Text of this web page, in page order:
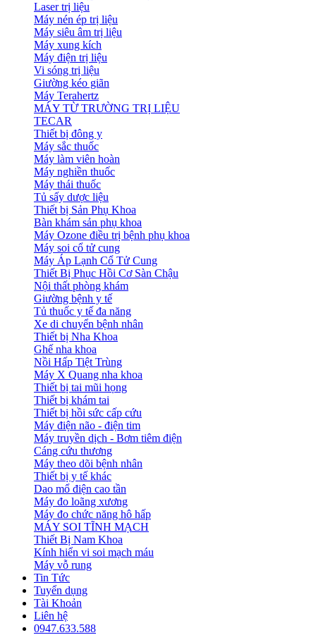
Laser trị liệu
Máy nén ép trị liệu
Máy siêu âm trị liệu
Máy xung kích
Máy điện trị liệu
Vi sóng trị liệu
Giường kéo giãn
Máy Terahertz
MÁY TỪ TRƯỜNG TRỊ LIỆU
TECAR
Thiết bị đông y
Máy sắc thuốc
Máy làm viên hoàn
Máy nghiền thuốc
Máy thái thuốc
Tủ sấy dược liệu
Thiết bị Sản Phụ Khoa
Bàn khám sản phụ khoa
Máy Ozone điều trị bệnh phụ khoa
Máy soi cổ tử cung
Máy Áp Lạnh Cổ Tử Cung
Thiết Bị Phục Hồi Cơ Sàn Chậu
Nội thất phòng khám
Giường bệnh y tế
Tủ thuốc y tế đa năng
Xe di chuyển bệnh nhân
Thiết bị Nha Khoa
Ghế nha khoa
Nồi Hấp Tiệt Trùng
Máy X Quang nha khoa
Thiết bị tai mũi họng
Thiết bị khám tai
Thiết bị hồi sức cấp cứu
Máy điện não - điện tim
Máy truyền dịch - Bơm tiêm điện
Cáng cứu thương
Máy theo dõi bệnh nhân
Thiết bị y tế khác
Dao mổ điện cao tần
Máy đo loãng xương
Máy đo chức năng hô hấp
MÁY SOI TĨNH MẠCH
Thiết Bị Nam Khoa
Kính hiển vi soi mạch máu
Máy vỗ rung
Tin Tức
Tuyển dụng
Tài Khoản
Liên hệ
0947.633.588